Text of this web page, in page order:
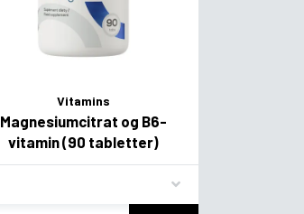
Vitamins
Magnesiumcitrat og B6-
vitamin (90 tabletter)